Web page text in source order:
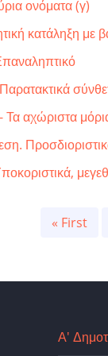
ονόματα (γ)
κατάληξη με
αχώριστα
First
« First
Α'